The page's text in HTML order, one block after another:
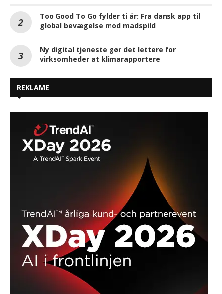
Too Good To Go fylder ti år: Fra dansk app til
global bevægelse mod madspild
Ny digital tjeneste gør det lettere for
virksomheder at klimarapportere
REKLAME